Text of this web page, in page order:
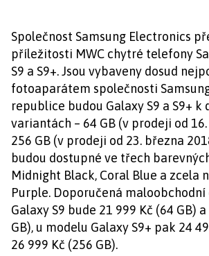
Společnost Samsung Electronics
příležitosti MWC chytré telefony
S9 a S9+. Jsou vybaveny dosud
fotoaparátem společnosti
republice budou Galaxy S9 a S9+ k
variantách – 64 GB (v prodeji od
256 GB (v prodeji od 23. března
budou dostupné ve třech
Midnight Black, Coral Blue a zcela
Purple. Doporučená maloobchodní
Galaxy S9 bude 21 999 Kč (64 GB)
GB), u modelu Galaxy S9+ pak 24
26 999 Kč (256 GB).